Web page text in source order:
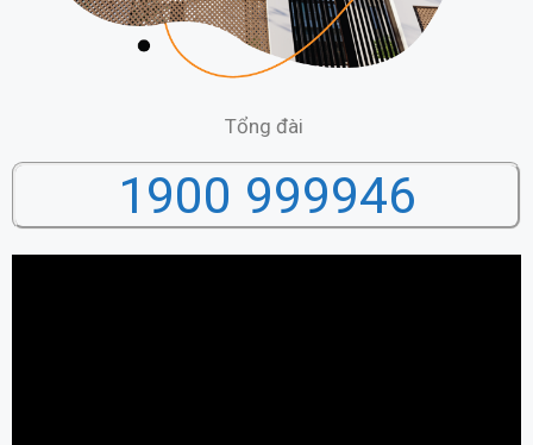
Tổng đài
1900 999946